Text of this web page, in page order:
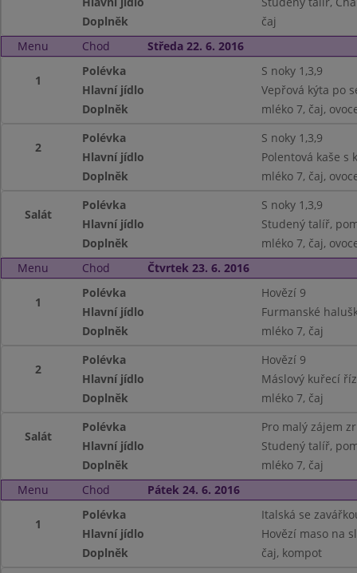
Doplněk
čaj
Menu
Chod Středa 22. 6. 2016
1
Polévka
S noky 1,3,9
Hlavní jídlo
Vepřová kýta po
Doplněk
mléko 7, čaj,
2
Polévka
S noky 1,3,9
Hlavní jídlo
Polentová kaše s
Doplněk
mléko 7, čaj,
Salát
Polévka
S noky 1,3,9
Hlavní jídlo
Studený talíř,
Doplněk
mléko 7, čaj,
Menu
Chod Čtvrtek 23. 6. 2016
1
Polévka
Hovězí 9
Hlavní jídlo
Furmanské
Doplněk
mléko 7, čaj
2
Polévka
Hovězí 9
Hlavní jídlo
Máslový kuřecí
Doplněk
mléko 7, čaj
Salát
Polévka
Pro malý zájem
Hlavní jídlo
Studený talíř,
Doplněk
mléko 7, čaj
Menu
Chod Pátek 24. 6. 2016
1
Polévka
Italská se
Hlavní jídlo
Hovězí maso na
Doplněk
čaj, kompot